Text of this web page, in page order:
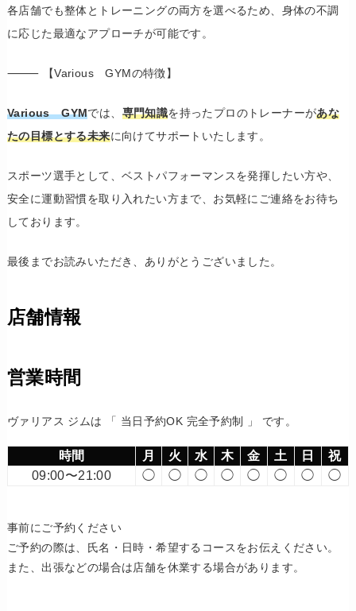
各店舗でも整体とトレーニングの両方を選べるため、身体の不調
に応じた最適なアプローチが可能です。
⸻ 【Various GYMの特徴】
Various GYMでは、 専門知識を持ったプロのトレーナーがあな
たの目標とする未来に向けてサポートいたします。
スポーツ選手として、ベストパフォーマンスを発揮したい方や、
安全に運動習慣を取り入れたい方まで、お気軽にご連絡をお待ち
しております。
最後までお読みいただき、ありがとうございました。
店舗情報
営業時間
ヴァリアス ジムは 「 当日予約OK 完全予約制 」 です。
時間 月 火 水 木 金 土 日
祝
09:00〜21:00
◯ ◯ ◯ ◯ ◯ ◯ ◯ ◯
事前にご予約ください
ご予約の際は、氏名・日時・希望するコースをお伝えください。
また、出張などの場合は店舗を休業する場合があります。